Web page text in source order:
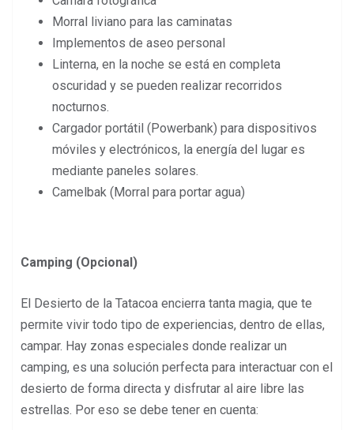
Morral liviano para las caminatas
Implementos de aseo personal
Linterna, en la noche se está en completa
oscuridad y se pueden realizar recorridos
nocturnos.
Cargador portátil (Powerbank) para dispositivos
móviles y electrónicos, la energía del lugar es
mediante paneles solares.
Camelbak (Morral para portar agua)
Camping (Opcional)
El Desierto de la Tatacoa encierra tanta magia, que te
permite vivir todo tipo de experiencias, dentro de ellas,
campar. Hay zonas especiales donde realizar un
camping, es una solución perfecta para interactuar con el
desierto de forma directa y disfrutar al aire libre las
estrellas. Por eso se debe tener en cuenta: